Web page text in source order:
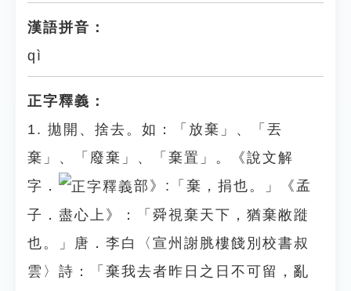
漢語拼音：
qì
正字釋義：
1. 拋開、捨去。如：「放棄」、「丟
棄」、「廢棄」、「棄置」。《說文解
字．
部》:「棄，捐也。」《孟
子．盡心上》：「舜視棄天下，猶棄敝蹝
也。」唐．李白〈宣州謝脁樓餞別校書叔
雲〉詩：「棄我去者昨日之日不可留，亂